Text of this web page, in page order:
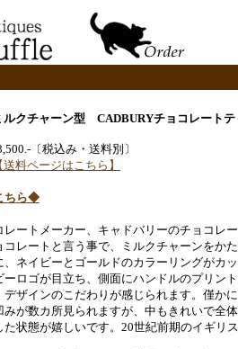
クチャーン型 CADBURYチョコレートテ
〔税込み・送料別〕
送料ページはこちら】
ちら◆
レートメーカー、キャドバリーのチョコレ
コレートと言う事で、ミルクチャーンをか
、ネイビーとゴールドのカラーリングがカ
ーロゴが目立ち、側面にハンドルのプリン
デザインのこだわりが感じられます。僅か
みが数カ所見られますが、中もきれいで全
た状態が嬉しいです。20世紀前期のイギリ